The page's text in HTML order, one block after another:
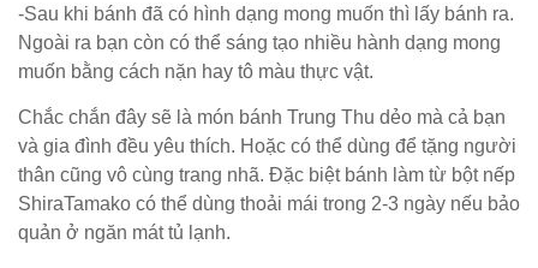
-Sau khi bánh đã có hình dạng mong muốn thì lấy bánh ra.
Ngoài ra bạn còn có thể sáng tạo nhiều hành dạng mong
muốn bằng cách nặn hay tô màu thực vật.
Chắc chắn đây sẽ là món bánh Trung Thu dẻo mà cả bạn
và gia đình đều yêu thích. Hoặc có thể dùng để tặng người
thân cũng vô cùng trang nhã. Đặc biệt bánh làm từ bột nếp
ShiraTamako có thể dùng thoải mái trong 2-3 ngày nếu bảo
quản ở ngăn mát tủ lạnh.